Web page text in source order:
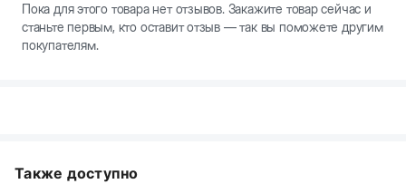
Пока для этого товара нет отзывов. Закажите товар сейчас и
станьте первым, кто оставит отзыв — так вы поможете другим
покупателям.
Также доступно